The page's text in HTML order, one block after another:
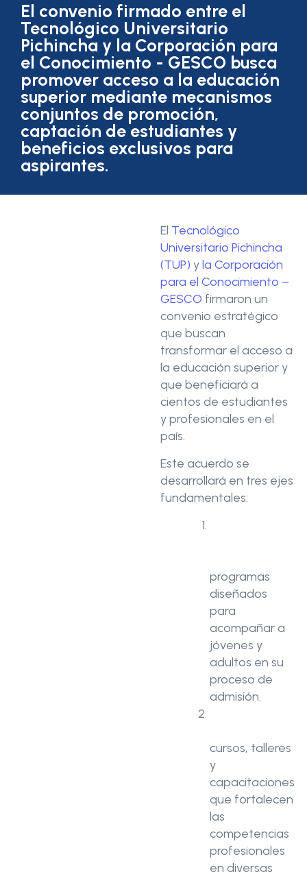
El convenio firmado entre el
Tecnológico Universitario
Pichincha y la Corporación para
el Conocimiento - GESCO busca
promover acceso a la educación
superior mediante mecanismos
conjuntos de promoción,
captación de estudiantes y
beneficios exclusivos para
aspirantes.
El Tecnológico
Universitario Pichincha
(TUP) yla Corporación
para el Conocimiento –
GESCO firmaron un
convenio estratégico
que buscan
transformar el acceso a
la educación superior y
que beneficiará a
cientos de estudiantes
y profesionales en el
país.
Este acuerdo se
desarrollará en tres ejes
fundamentales:
programas
diseñados
para
acompañar a
jóvenes y
adultos en su
proceso de
admisión.
cursos, talleres
y
capacitaciones
que fortalecen
las
competencias
profesionales
en diversas